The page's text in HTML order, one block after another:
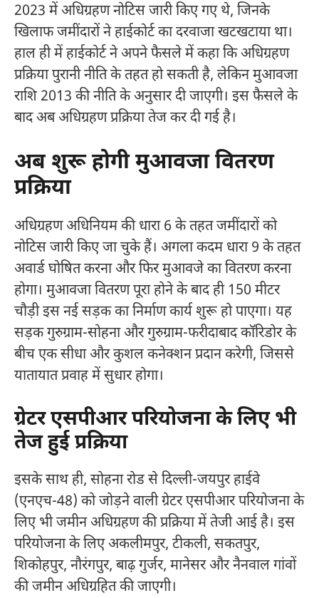
2023 में अधिग्रहण नोटिस जारी किए गए थे, जिनके
खिलाफ जमींदारों ने हाईकोर्ट का दरवाजा खटखटाया था।
हाल ही में हाईकोर्ट ने अपने फैसले में कहा कि अधिग्रहण
प्रक्रिया पुरानी नीति के तहत हो सकती है, लेकिन मुआवजा
राशि 2013 की नीति के अनुसार दी जाएगी। इस फैसले के
बाद अब अधिग्रहण प्रक्रिया तेज कर दी गई है।
अब शुरू होगी मुआवजा वितरण
प्रक्रिया
अधिग्रहण अधिनियम की धारा 6 के तहत जमींदारों को
नोटिस जारी किए जा चुके हैं। अगला कदम धारा 9 के तहत
अवार्ड घोषित करना और फिर मुआवजे का वितरण करना
होगा। मुआवजा वितरण पूरा होने के बाद ही 150 मीटर
चौड़ी इस नई सड़क का निर्माण कार्य शुरू हो पाएगा। यह
सड़क गुरुग्राम-सोहना और गुरुग्राम-फरीदाबाद कॉरिडोर के
बीच एक सीधा और कुशल कनेक्शन प्रदान करेगी, जिससे
यातायात प्रवाह में सुधार होगा।
ग्रेटर एसपीआर परियोजना के लिए भी
तेज हुई प्रक्रिया
इसके साथ ही, सोहना रोड से दिल्ली-जयपुर हाईवे
(एनएच-48) को जोड़ने वाली ग्रेटर एसपीआर परियोजना के
लिए भी जमीन अधिग्रहण की प्रक्रिया में तेजी आई है। इस
परियोजना के लिए अकलीमपुर, टीकली, सकतपुर,
शिकोहपुर, नौरंगपुर, बाढ़ गुर्जर, मानेसर और नैनवाल गांवों
की जमीन अधिग्रहित की जाएगी।